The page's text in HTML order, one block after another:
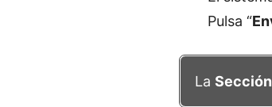
Pulsa “
La